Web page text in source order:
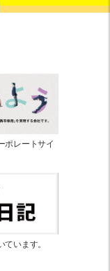
ポレートサイ
います。